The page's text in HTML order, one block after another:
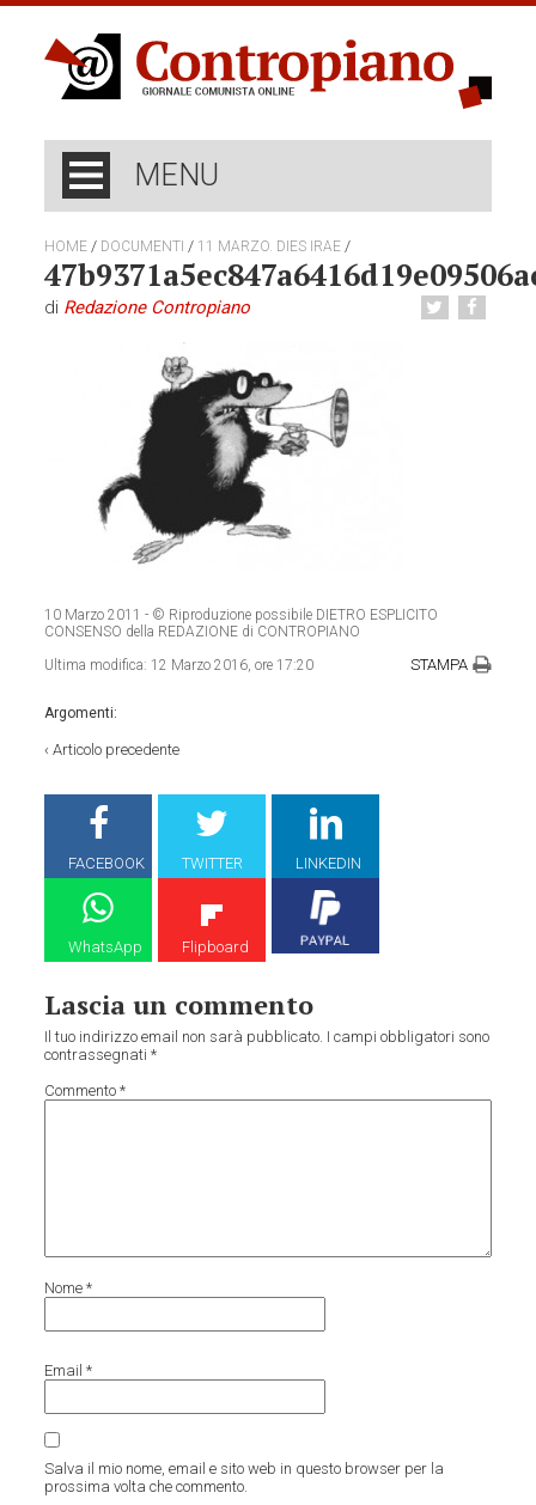
MENU
HOME / DOCUMENTI / 11 MARZO. DIES IRAE /
di Redazione Contropiano
10 Marzo 2011 - © Riproduzione possibile DIETRO ESPLICITO
CONSENSO della REDAZIONE di CONTROPIANO
Ultima modifica: 12 Marzo 2016, ore 17:20 STAMPA
Argomenti:
‹Articolo precedente
FACEBOOK TWITTER LINKEDIN
WhatsApp Flipboard
Lascia un commento
Il tuo indirizzo email non sarà pubblicato. I campi obbligatori sono
contrassegnati*
Commento*
Nome*
Email*
Salva il mio nome, email e sito web in questo browser per la
prossima volta che commento.